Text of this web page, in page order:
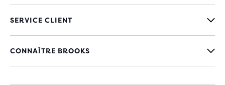
SERVICE CLIENT
CONNAÎTRE BROOKS